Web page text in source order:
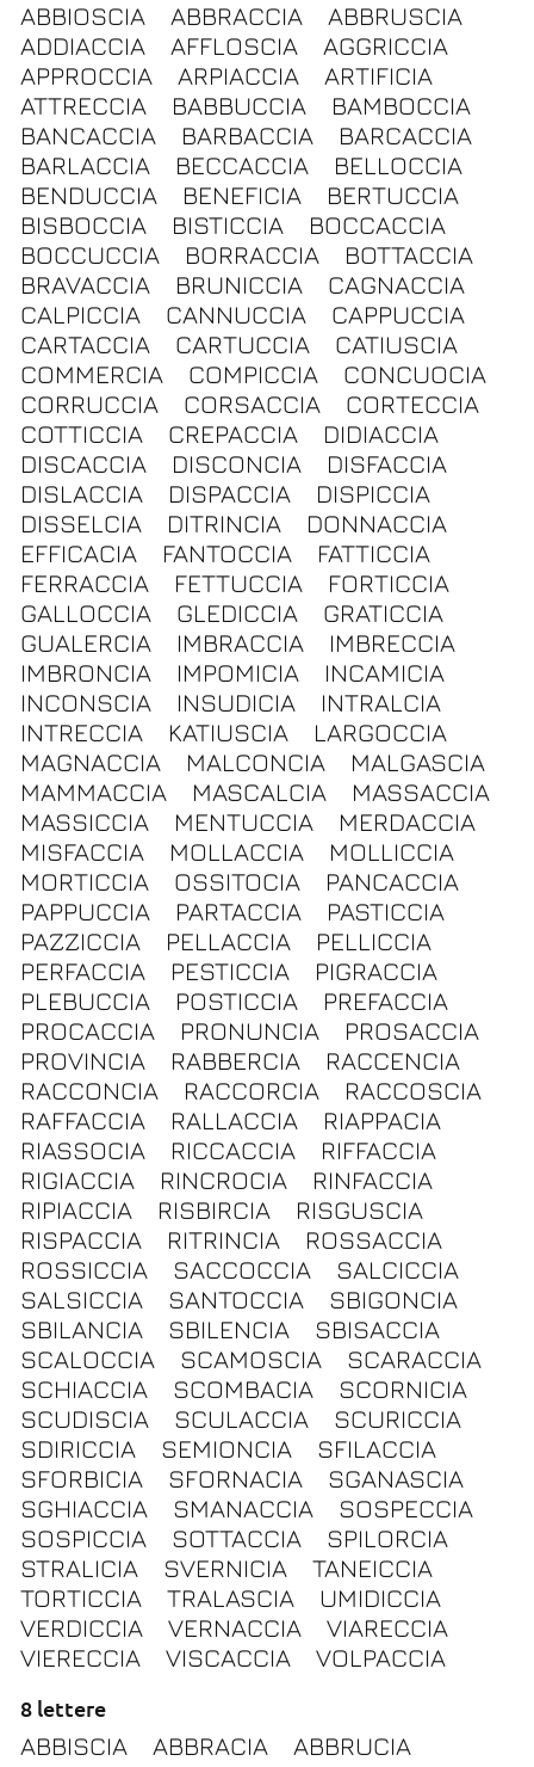
ABBIOSCIA ABBRACCIA
ABBRUSCIA
ADDIACCIA
AFFLOSCIA
AGGRICCIA
APPROCCIA
ARPIACCIA
ARTIFICIA
ATTRECCIA
BABBUCCIA
BAMBOCCIA
BANCACCIA
BARBACCIA
BARCACCIA
BARLACCIA
BECCACCIA
BELLOCCIA
BENDUCCIA
BENEFICIA
BERTUCCIA
BISBOCCIA
BISTICCIA
BOCCACCIA
BOCCUCCIA
BORRACCIA
BOTTACCIA
BRAVACCIA
BRUNICCIA
CAGNACCIA
CALPICCIA
CANNUCCIA
CAPPUCCIA
CARTACCIA
CARTUCCIA
CATIUSCIA
COMMERCIA
COMPICCIA
CONCUOCIA
CORRUCCIA
CORSACCIA
CORTECCIA
COTTICCIA
CREPACCIA
DIDIACCIA
DISCACCIA
DISCONCIA
DISFACCIA
DISLACCIA
DISPACCIA
DISPICCIA
DISSELCIA
DITRINCIA
DONNACCIA
EFFICACIA
FANTOCCIA
FATTICCIA
FERRACCIA
FETTUCCIA
FORTICCIA
GALLOCCIA
GLEDICCIA
GRATICCIA
GUALERCIA
IMBRACCIA
IMBRECCIA
IMBRONCIA
IMPOMICIA
INCAMICIA
INCONSCIA
INSUDICIA
INTRALCIA
INTRECCIA
KATIUSCIA
LARGOCCIA
MAGNACCIA
MALCONCIA
MALGASCIA
MAMMACCIA
MASCALCIA
MASSACCIA
MASSICCIA
MENTUCCIA
MERDACCIA
MISFACCIA
MOLLACCIA
MOLLICCIA
MORTICCIA
OSSITOCIA
PANCACCIA
PAPPUCCIA
PARTACCIA
PASTICCIA
PAZZICCIA
PELLACCIA
PELLICCIA
PERFACCIA
PESTICCIA
PIGRACCIA
PLEBUCCIA
POSTICCIA
PREFACCIA
PROCACCIA
PRONUNCIA
PROSACCIA
PROVINCIA
RABBERCIA
RACCENCIA
RACCONCIA
RACCORCIA
RACCOSCIA
RAFFACCIA
RALLACCIA
RIAPPACIA
RIASSOCIA
RICCACCIA
RIFFACCIA
RIGIACCIA
RINCROCIA
RINFACCIA
RIPIACCIA
RISBIRCIA
RISGUSCIA
RISPACCIA
RITRINCIA
ROSSACCIA
ROSSICCIA
SACCOCCIA
SALCICCIA
SALSICCIA
SANTOCCIA
SBIGONCIA
SBILANCIA
SBILENCIA
SBISACCIA
SCALOCCIA
SCAMOSCIA
SCARACCIA
SCHIACCIA
SCOMBACIA
SCORNICIA
SCUDISCIA
SCULACCIA
SCURICCIA
SDIRICCIA
SEMIONCIA
SFILACCIA
SFORBICIA
SFORNACIA
SGANASCIA
SGHIACCIA
SMANACCIA
SOSPECCIA
SOSPICCIA
SOTTACCIA
SPILORCIA
STRALICIA
SVERNICIA
TANEICCIA
TORTICCIA
TRALASCIA
UMIDICCIA
VERDICCIA
VERNACCIA
VIARECCIA
VIERECCIA
VISCACCIA VOLPACCIA
8 lettere
ABBISCIA ABBRACIA
ABBRUCIA